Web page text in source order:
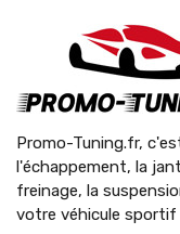
Promo-Tuning.fr,
l'échappement, la
freinage, la
votre véhicule sportif